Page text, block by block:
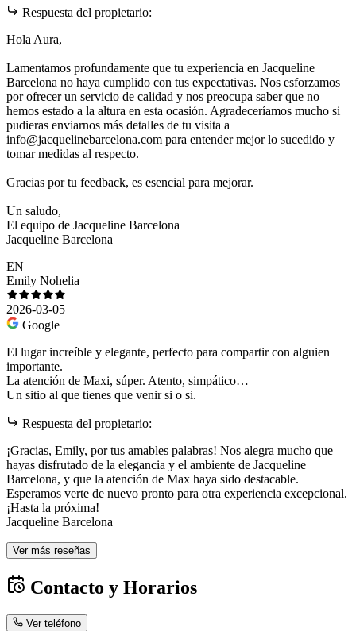
Respuesta del propietario:
Hola Aura,
Lamentamos profundamente que tu experiencia en Jacqueline
Barcelona no haya cumplido con tus expectativas. Nos esforzamos
por ofrecer un servicio de calidad y nos preocupa saber que no
hemos estado a la altura en esta ocasión. Agradeceríamos mucho si
pudieras enviarnos más detalles de tu visita a
info@jacquelinebarcelona.com para entender mejor lo sucedido y
tomar medidas al respecto.
Gracias por tu feedback, es esencial para mejorar.
Un saludo,
El equipo de Jacqueline Barcelona
Jacqueline Barcelona
EN
Emily Nohelia
2026-03-05
Google
El lugar increíble y elegante, perfecto para compartir con alguien
importante.
La atención de Maxi, súper. Atento, simpático…
Un sitio al que tienes que venir si o si.
Respuesta del propietario:
¡Gracias, Emily, por tus amables palabras! Nos alegra mucho que
hayas disfrutado de la elegancia y el ambiente de Jacqueline
Barcelona, y que la atención de Max haya sido destacable.
Esperamos verte de nuevo pronto para otra experiencia excepcional.
¡Hasta la próxima!
Jacqueline Barcelona
Ver más reseñas
Contacto y Horarios
Ver teléfono